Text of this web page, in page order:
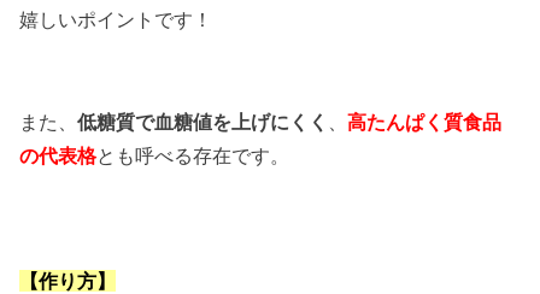
嬉しいポイントです！
また、低糖質で血糖値を上げにくく 、高たんぱく質食品
の代表格とも呼べる存在です。
【作り方】